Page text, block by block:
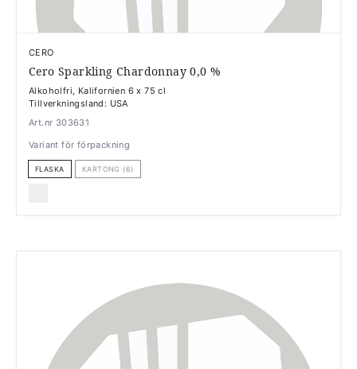
CERO
Cero Sparkling Chardonnay 0,0 %
Alkoholfri, Kalifornien 6 x 75 cl
Tillverkningsland: USA
Art.nr 303631
Variant för förpackning
FLASKA KARTONG (6)